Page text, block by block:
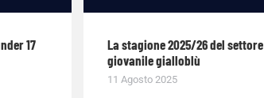
17
La stagione 2025/26 del settore
giovanile gialloblù
11 Agosto 2025